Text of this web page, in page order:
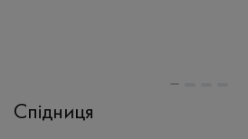
Спідниця